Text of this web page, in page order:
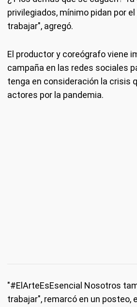
privilegiados, mínimo pidan por
trabajar", agregó.
El productor y coreógrafo viene
campaña en las redes sociales
tenga en consideración la crisis
actores por la pandemia.
"#ElArteEsEsencial Nosotros
trabajar", remarcó en un posteo,